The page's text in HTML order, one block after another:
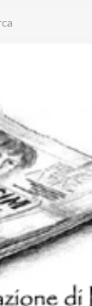
for: